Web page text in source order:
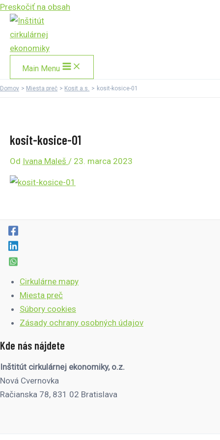
Preskočiť na obsah
Main Menu
Domov Miesta preč Kosit a.s. kosit-kosice-01
kosit-kosice-01
Od Ivana Maleš / 23. marca 2023
Cirkulárne mapy
Miesta preč
Súbory cookies
Zásady ochrany osobných údajov
Kde nás nájdete
Inštitút cirkulárnej ekonomiky, o.z.
Nová Cvernovka
Račianska 78, 831 02 Bratislava